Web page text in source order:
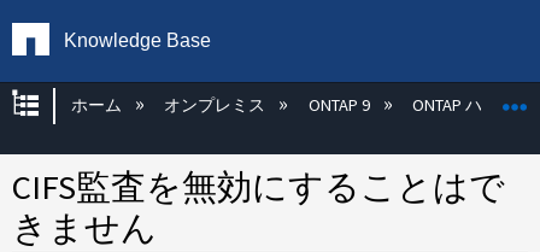
Knowledge Base
グローバル階層を展開/折りたたむ
ホーム オンプレミス ONTAP 9 ONTAP ハード
CIFS監査を無効にすることはで
きません